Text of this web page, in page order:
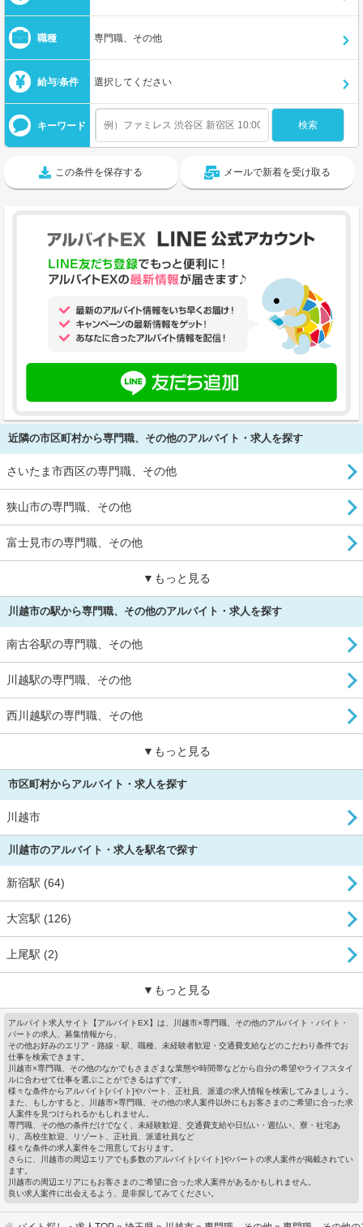
職種 専門職、その他
給与/条件 選択してください
キーワード
この条件を保存する メールで新着を受け取る
近隣の市区町村から専門職、その他のアルバイト・求人を探す
さいたま市西区の専門職、その他
狭山市の専門職、その他
富士見市の専門職、その他
▼もっと見る
川越市の駅から専門職、その他のアルバイト・求人を探す
南古谷駅の専門職、その他
川越駅の専門職、その他
西川越駅の専門職、その他
▼もっと見る
市区町村からアルバイト・求人を探す
川越市
川越市のアルバイト・求人を駅名で探す
新宿駅 (64)
大宮駅 (126)
上尾駅 (2)
▼もっと見る
アルバイト求人サイト【アルバイトEX】は、川越市×専門職、その他のアルバイト・バイト・
パートの求人、募集情報から、
その他お好みのエリア・路線・駅、職種、未経験者歓迎・交通費支給などのこだわり条件でお
仕事を検索できます。
川越市×専門職、その他のなかでもさまざまな業態や時間帯などから自分の希望やライフスタイ
ルに合わせて仕事を選ぶことができるはずです。
様々な条件からアルバイト[バイト]やパート、正社員、派遣の求人情報を検索してみましょう。
また、もしかすると、川越市×専門職、その他の求人案件以外にもお客さまのご希望に合った求
人案件を見つけられるかもしれません。
専門職、その他の条件だけでなく、未経験歓迎、交通費支給や日払い・週払い、寮・社宅あ
り、高校生歓迎、リゾート、正社員、派遣社員など
様々な条件の求人案件をご用意しております。
さらに、川越市の周辺エリアでも多数のアルバイト[バイト]やパートの求人案件が掲載されてい
ます。
川越市の周辺エリアにもお客さまのご希望に合った求人案件があるかもしれません。
良い求人案件に出会えるよう、是非探してみてください。